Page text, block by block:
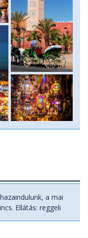
a mai
Ellátás: reggeli